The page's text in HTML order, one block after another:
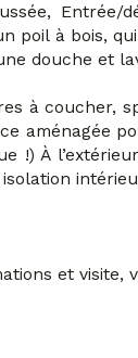
poil à bois,
douche et
à coucher,
aménagée
!) À
et visite,